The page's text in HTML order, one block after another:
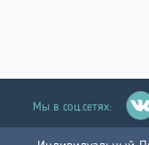
Мы в соц.сетях: